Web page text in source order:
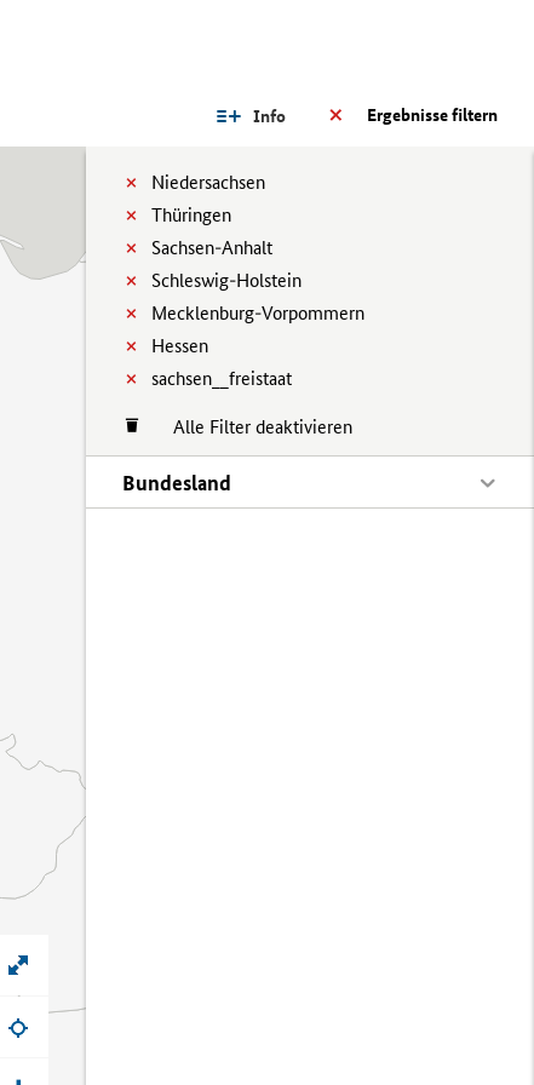
Ergebnisse filtern
Info
Niedersachsen
Thüringen
Sachsen-Anhalt
Schleswig-Holstein
Mecklenburg-Vorpommern
Hessen
sachsen__freistaat
Alle Filter deaktivieren
Bundesland